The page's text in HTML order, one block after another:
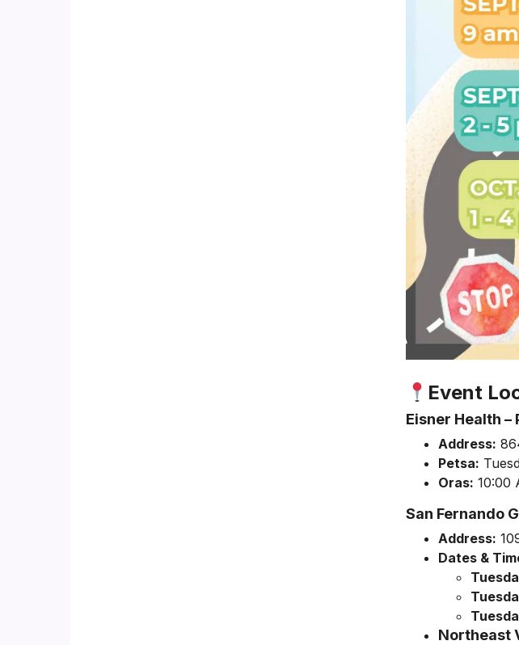
Event
Eisner Health –
Address:
Petsa:
Oras: 10:00
San Fernando
Address:
Dates &
Northeast